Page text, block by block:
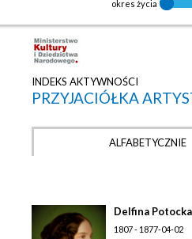
okres życia
INDEKS AKTYWNOŚCI
PRZYJACIÓŁKA
ALFABETYCZNIE
Delfina
1807 - 1877-04-02